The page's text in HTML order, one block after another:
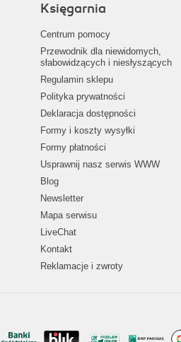
Księgarnia
Centrum pomocy
Przewodnik dla niewidomych,
słabowidzących i niesłyszących
Regulamin sklepu
Polityka prywatności
Deklaracja dostępności
Formy i koszty wysyłki
Formy płatności
Usprawnij nasz serwis WWW
Blog
Newsletter
Mapa serwisu
LiveChat
Kontakt
Reklamacje i zwroty